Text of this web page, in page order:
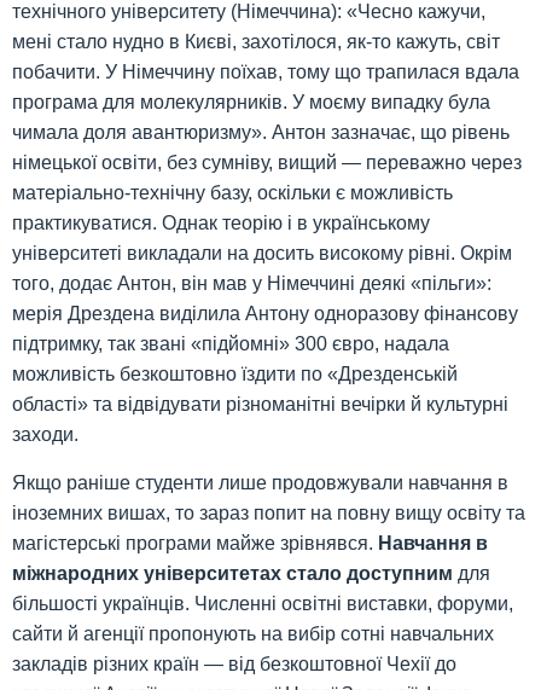
технічного університету (Німеччина): «Чесно кажучи,
мені стало нудно в Києві, захотілося, як-то кажуть, світ
побачити. У Німеччину поїхав, тому що трапилася вдала
програма для молекулярників. У моєму випадку була
чимала доля авантюризму». Антон зазначає, що рівень
німецької освіти, без сумніву, вищий — переважно через
матеріально-технічну базу, оскільки є можливість
практикуватися. Однак теорію і в українському
університеті викладали на досить високому рівні. Окрім
того, додає Антон, він мав у Німеччині деякі «пільги»:
мерія Дрездена виділила Антону одноразову фінансову
підтримку, так звані «підйомні» 300 євро, надала
можливість безкоштовно їздити по «Дрезденській
області» та відвідувати різноманітні вечірки й культурні
заходи.
Якщо раніше студенти лише продовжували навчання в
іноземних вишах, то зараз попит на повну вищу освіту та
магістерські програми майже зрівнявся. Навчання в
міжнародних університетах стало доступним для
більшості українців. Численні освітні виставки, форуми,
сайти й агенції пропонують на вибір сотні навчальних
закладів різних країн — від безкоштовної Чехії до